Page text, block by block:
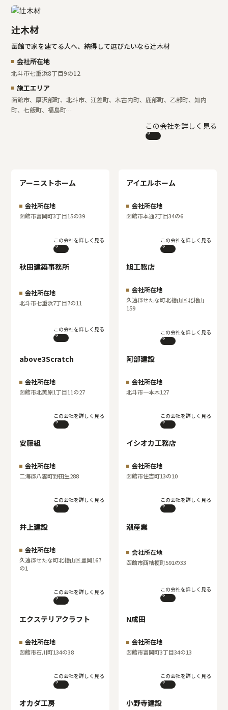
辻󠄀木材
函館で家を建てる人へ、納得して選びたいなら辻󠄀木材
会社所在地
北斗市七重浜8丁目9の12
施工エリア
函館市、厚沢部町、北斗市、江差町、木古内町、鹿部町、乙部町、知内
町、七飯町、福島町…
この会社を詳しく見る
アーニストホーム
会社所在地
函館市富岡町3丁目15の39
この会社を詳しく見る
アイエルホーム
会社所在地
函館市本通2丁目34の6
この会社を詳しく見る
秋田建築事務所
会社所在地
北斗市七重浜7丁目7の11
この会社を詳しく見る
旭工務店
会社所在地
久遠郡せたな町北檜山区北檜山
159
この会社を詳しく見る
above3Scratch
会社所在地
函館市北美原1丁目11の27
この会社を詳しく見る
阿部建設
会社所在地
北斗市一本木127
この会社を詳しく見る
安藤組
会社所在地
二海郡八雲町野田生288
この会社を詳しく見る
イシオカ工務店
会社所在地
函館市住吉町13の10
この会社を詳しく見る
井上建設
会社所在地
久遠郡せたな町北檜山区豊岡167
の1
この会社を詳しく見る
潮産業
会社所在地
函館市西桔梗町591の33
この会社を詳しく見る
エクステリアクラフト
会社所在地
函館市石川町134の38
この会社を詳しく見る
N成田
会社所在地
函館市富岡町3丁目34の13
この会社を詳しく見る
オカダ工房 小野寺建設